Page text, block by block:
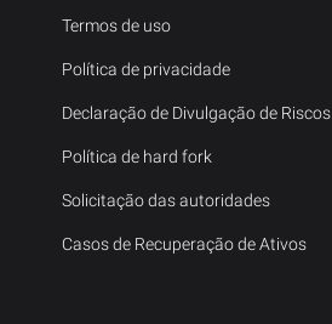
Termos de uso
Política de privacidade
Declaração de Divulgação de Riscos
Política de hard fork
Solicitação das autoridades
Casos de Recuperação de Ativos